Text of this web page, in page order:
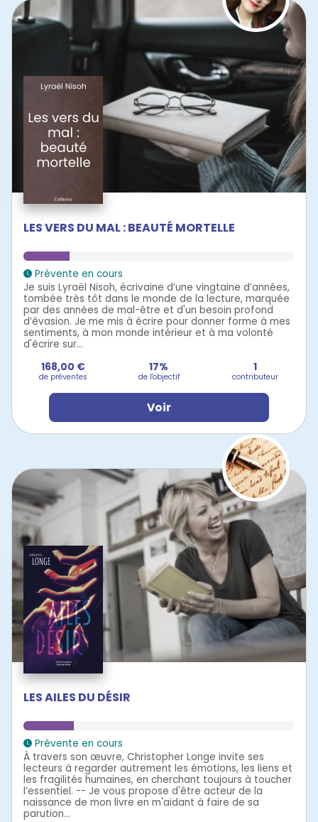
LES VERS DU MAL : BEAUTÉ MORTELLE
Prévente en cours
Je suis Lyraël Nisoh, écrivaine d’une vingtaine d’années,
tombée très tôt dans le monde de la lecture, marquée
par des années de mal-être et d'un besoin profond
d’évasion. Je me mis à écrire pour donner forme à mes
sentiments, à mon monde intérieur et à ma volonté
d'écrire sur...
168,00 €
de préventes
17%
de l'objectif
1
contributeur
Voir
LES AILES DU DÉSIR
Prévente en cours
À travers son œuvre, Christopher Longe invite ses
lecteurs à regarder autrement les émotions, les liens et
les fragilités humaines, en cherchant toujours à toucher
l’essentiel. -- Je vous propose d'être acteur de la
naissance de mon livre en m'aidant à faire de sa
parution...